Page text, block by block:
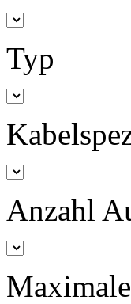
Typ
Anzahl